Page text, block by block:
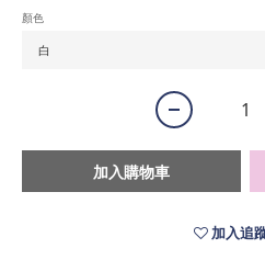
顏色
加入購物車
加入追